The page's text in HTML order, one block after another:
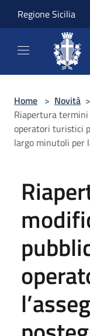
Regione Sicilia
Home > Novità >
Riapertura
operatori turistici
largo minutoli per